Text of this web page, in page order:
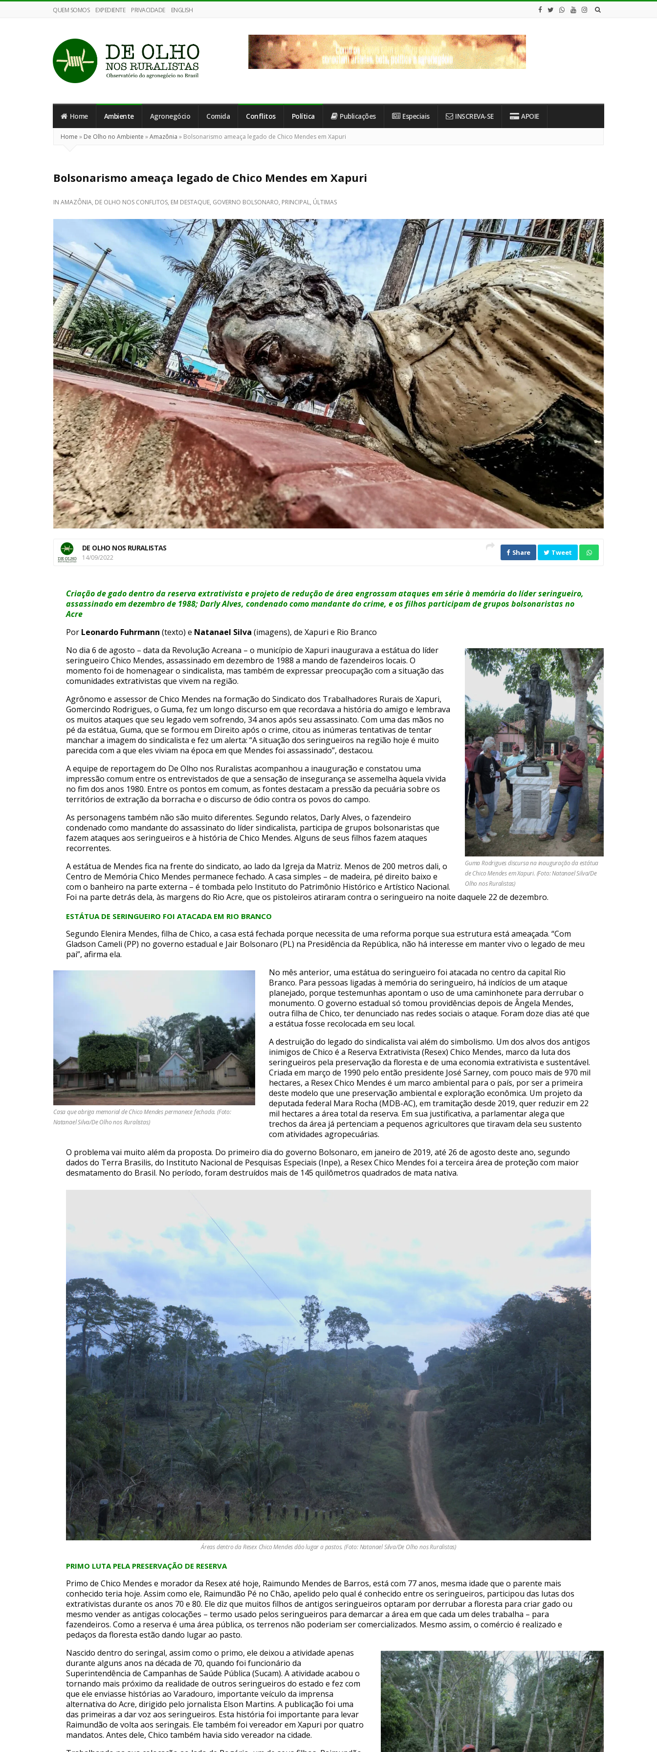
QUEM SOMOS EXPEDIENTE PRIVACIDADE ENGLISH
Olho
nos
Ruralistas
Home Ambiente Agronegócio Comida Conflitos Política Publicações Especiais INSCREVA-SE APOIE
Home » De Olho no Ambiente »Amazônia » Bolsonarismo ameaça legado de Chico Mendes em Xapuri
Bolsonarismo ameaça legado de Chico Mendes em Xapuri
IN AMAZÔNIA, DE OLHO NOS CONFLITOS, EM DESTAQUE, GOVERNO BOLSONARO, PRINCIPAL, ÚLTIMAS
DE OLHO NOS RURALISTAS
14/09/2022
Share Tweet
Criação de gado dentro da reserva extrativista e projeto de redução de área engrossam ataques em série à memória do líder seringueiro,
assassinado em dezembro de 1988; Darly Alves, condenado como mandante do crime, e os filhos participam de grupos bolsonaristas no
Acre
Por Leonardo Fuhrmann (texto) e Natanael Silva (imagens), de Xapuri e Rio Branco
Guma Rodrigues discursa na inauguração da estátua
de Chico Mendes em Xapuri. (Foto: Natanael Silva/De
Olho nos Ruralistas)
No dia 6 de agosto – data da Revolução Acreana – o município de Xapuri inaugurava a estátua do líder
seringueiro Chico Mendes, assassinado em dezembro de 1988 a mando de fazendeiros locais. O
momento foi de homenagear o sindicalista, mas também de expressar preocupação com a situação das
comunidades extrativistas que vivem na região.
Agrônomo e assessor de Chico Mendes na formação do Sindicato dos Trabalhadores Rurais de Xapuri,
Gomercindo Rodrigues, o Guma, fez um longo discurso em que recordava a história do amigo e lembrava
os muitos ataques que seu legado vem sofrendo, 34 anos após seu assassinato. Com uma das mãos no
pé da estátua, Guma, que se formou em Direito após o crime, citou as inúmeras tentativas de tentar
manchar a imagem do sindicalista e fez um alerta: “A situação dos seringueiros na região hoje é muito
parecida com a que eles viviam na época em que Mendes foi assassinado”, destacou.
A equipe de reportagem do De Olho nos Ruralistas acompanhou a inauguração e constatou uma
impressão comum entre os entrevistados de que a sensação de insegurança se assemelha àquela vivida
no fim dos anos 1980. Entre os pontos em comum, as fontes destacam a pressão da pecuária sobre os
territórios de extração da borracha e o discurso de ódio contra os povos do campo.
As personagens também não são muito diferentes. Segundo relatos, Darly Alves, o fazendeiro
condenado como mandante do assassinato do líder sindicalista, participa de grupos bolsonaristas que
fazem ataques aos seringueiros e à história de Chico Mendes. Alguns de seus filhos fazem ataques
recorrentes.
A estátua de Mendes fica na frente do sindicato, ao lado da Igreja da Matriz. Menos de 200 metros dali, o
Centro de Memória Chico Mendes permanece fechado. A casa simples – de madeira, pé direito baixo e
com o banheiro na parte externa – é tombada pelo Instituto do Patrimônio Histórico e Artístico Nacional.
Foi na parte detrás dela, às margens do Rio Acre, que os pistoleiros atiraram contra o seringueiro na noite daquele 22 de dezembro.
ESTÁTUA DE SERINGUEIRO FOI ATACADA EM RIO BRANCO
Segundo Elenira Mendes, filha de Chico, a casa está fechada porque necessita de uma reforma porque sua estrutura está ameaçada. “Com
Gladson Cameli (PP) no governo estadual e Jair Bolsonaro (PL) na Presidência da República, não há interesse em manter vivo o legado de meu
pai”, afirma ela.
Casa que abriga memorial de Chico Mendes permanece fechada. (Foto:
Natanael Silva/De Olho nos Ruralistas)
No mês anterior, uma estátua do seringueiro foi atacada no centro da capital Rio
Branco. Para pessoas ligadas à memória do seringueiro, há indícios de um ataque
planejado, porque testemunhas apontam o uso de uma caminhonete para derrubar o
monumento. O governo estadual só tomou providências depois de Ângela Mendes,
outra filha de Chico, ter denunciado nas redes sociais o ataque. Foram doze dias até que
a estátua fosse recolocada em seu local.
A destruição do legado do sindicalista vai além do simbolismo. Um dos alvos dos antigos
inimigos de Chico é a Reserva Extrativista (Resex) Chico Mendes, marco da luta dos
seringueiros pela preservação da floresta e de uma economia extrativista e sustentável.
Criada em março de 1990 pelo então presidente José Sarney, com pouco mais de 970 mil
hectares, a Resex Chico Mendes é um marco ambiental para o país, por ser a primeira
deste modelo que une preservação ambiental e exploração econômica. Um projeto da
deputada federal Mara Rocha (MDB-AC), em tramitação desde 2019, quer reduzir em 22
mil hectares a área total da reserva. Em sua justificativa, a parlamentar alega que
trechos da área já pertenciam a pequenos agricultores que tiravam dela seu sustento
com atividades agropecuárias.
O problema vai muito além da proposta. Do primeiro dia do governo Bolsonaro, em janeiro de 2019, até 26 de agosto deste ano, segundo
dados do Terra Brasilis, do Instituto Nacional de Pesquisas Especiais (Inpe), a Resex Chico Mendes foi a terceira área de proteção com maior
desmatamento do Brasil. No período, foram destruídos mais de 145 quilômetros quadrados de mata nativa.
Áreas dentro da Resex Chico Mendes dão lugar a pastos. (Foto: Natanael Silva/De Olho nos Ruralistas)
PRIMO LUTA PELA PRESERVAÇÃO DE RESERVA
Primo de Chico Mendes e morador da Resex até hoje, Raimundo Mendes de Barros, está com 77 anos, mesma idade que o parente mais
conhecido teria hoje. Assim como ele, Raimundão Pé no Chão, apelido pelo qual é conhecido entre os seringueiros, participou das lutas dos
extrativistas durante os anos 70 e 80. Ele diz que muitos filhos de antigos seringueiros optaram por derrubar a floresta para criar gado ou
mesmo vender as antigas colocações – termo usado pelos seringueiros para demarcar a área em que cada um deles trabalha – para
fazendeiros. Como a reserva é uma área pública, os terrenos não poderiam ser comercializados. Mesmo assim, o comércio é realizado e
pedaços da floresta estão dando lugar ao pasto.
Nascido dentro do seringal, assim como o primo, ele deixou a atividade apenas
durante alguns anos na década de 70, quando foi funcionário da
Superintendência de Campanhas de Saúde Pública (Sucam). A atividade acabou o
tornando mais próximo da realidade de outros seringueiros do estado e fez com
que ele enviasse histórias ao Varadouro, importante veículo da imprensa
alternativa do Acre, dirigido pelo jornalista Elson Martins. A publicação foi uma
das primeiras a dar voz aos seringueiros. Esta história foi importante para levar
Raimundão de volta aos seringais. Ele também foi vereador em Xapuri por quatro
mandatos. Antes dele, Chico também havia sido vereador na cidade.